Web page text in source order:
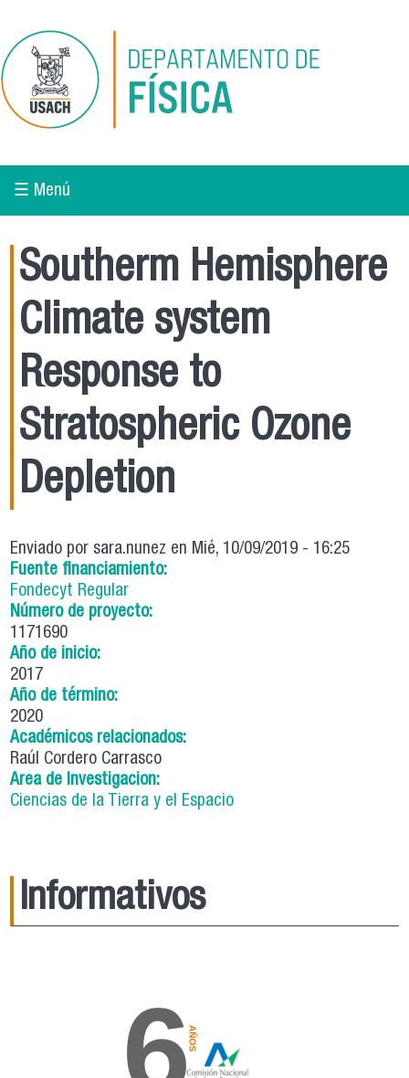
☰ Menú
Southerm Hemisphere
Climate system
Response to
Stratospheric Ozone
Depletion
Enviado porsara.nunez en Mié, 10/09/2019 - 16:25
Fuente financiamiento:
Fondecyt Regular
Número de proyecto:
1171690
Año de inicio:
2017
Año de término:
2020
Académicos relacionados:
Raúl Cordero Carrasco
Area de Investigacion:
Ciencias de la Tierra y el Espacio
Informativos